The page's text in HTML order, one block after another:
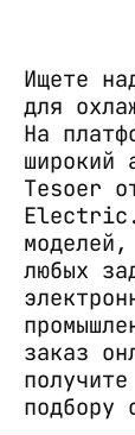
Ищете
для
На
широкий
Tesoer
Electric.
любых
заказ
подбору